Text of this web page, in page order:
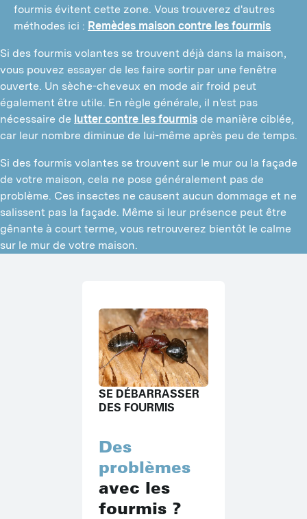
fourmis évitent cette zone. Vous trouverez d'autres
méthodes ici : Remèdes maison contre les fourmis
Si des fourmis volantes se trouvent déjà dans la maison,
vous pouvez essayer de les faire sortir par une fenêtre
ouverte. Un sèche-cheveux en mode air froid peut
également être utile. En règle générale, il n'est pas
nécessaire de lutter contre les fourmis de manière ciblée,
car leur nombre diminue de lui-même après peu de temps.
Si des fourmis volantes se trouvent sur le mur ou la façade
de votre maison, cela ne pose généralement pas de
problème. Ces insectes ne causent aucun dommage et ne
salissent pas la façade. Même si leur présence peut être
gênante à court terme, vous retrouverez bientôt le calme
sur le mur de votre maison.
SE DÉBARRASSER
DES FOURMIS
Des
problèmes
avec les
fourmis ?